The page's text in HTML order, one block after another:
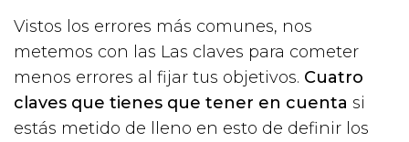
Vistos los errores más comunes, nos
metemos con las Las claves para cometer
menos errores al fijar tus objetivos. Cuatro
claves que tienes que tener en cuenta si
estás metido de lleno en esto de definir los